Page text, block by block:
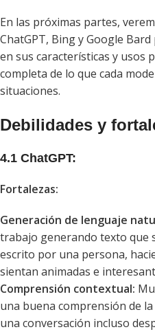
En las próximas partes,
ChatGPT, Bing y Google
en sus características y usos
completa de lo que cada
situaciones.
Debilidades y
4.1 ChatGPT:
Fortalezas:
Generación de lenguaje
trabajo generando texto que
escrito por una persona,
sientan animadas e
Comprensión contextual:
una buena comprensión de
una conversación incluso